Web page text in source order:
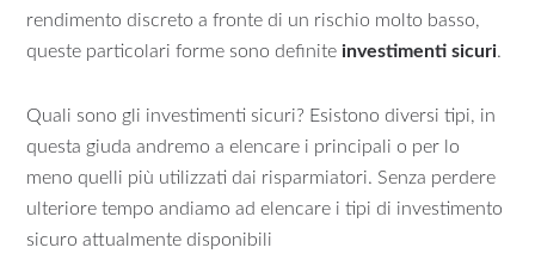
rendimento discreto a fronte di un rischio molto basso,
queste particolari forme sono definite investimenti sicuri.
Quali sono gli investimenti sicuri? Esistono diversi tipi, in
questa giuda andremo a elencare i principali o per lo
meno quelli più utilizzati dai risparmiatori. Senza perdere
ulteriore tempo andiamo ad elencare i tipi di investimento
sicuro attualmente disponibili